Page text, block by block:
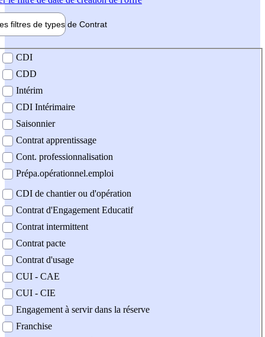
filtres de types de Contrat
contrat
CDI
CDD
Intérim
CDI Intérimaire
Saisonnier
Contrat apprentissage
Cont. professionnalisation
Prépa.opérationnel.emploi
CDI de chantier ou d'opération
Contrat d'Engagement Educatif
Contrat intermittent
Contrat pacte
Contrat d'usage
CUI - CAE
CUI - CIE
Engagement à servir dans la réserve
Franchise